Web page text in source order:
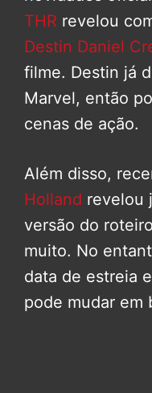
THR revelou
Destin Daniel
filme. Destin já
Marvel, então
cenas de ação.
Além disso,
Holland revelou
versão do
muito. No
data de estreia
pode mudar em